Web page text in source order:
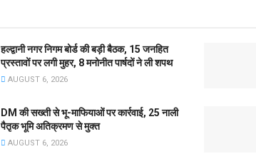
हल्द्वानी नगर निगम बोर्ड की बड़ी बैठक, 15 जनहित
प्रस्तावों पर लगी मुहर, 8 मनोनीत पार्षदों ने ली शपथ
AUGUST 6, 2026
DM की सख्ती से भू-माफियाओं पर कार्रवाई, 25 नाली
पैतृक भूमि अतिक्रमण से मुक्त
AUGUST 6, 2026